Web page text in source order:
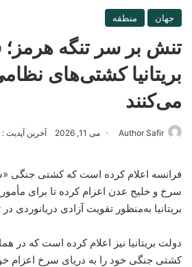
جهان منطقه
تنش بر سر تنگه هرمز؛
بریتانیا کشتی‌های
می‌کنند
Author Safir می 11, 2026 آخرین آپدیت : می
فرانسه اعلام کرده است که کشتی جنگی
سرخ و خلیج عدن اعزام کرده تا برای
بریتانیا به‌منظور تقویت آزادی دریانوردی
دولت بریتانیا نیز اعلام کرده است که در
کشتی جنگی خود را به دریای سرخ اعزام